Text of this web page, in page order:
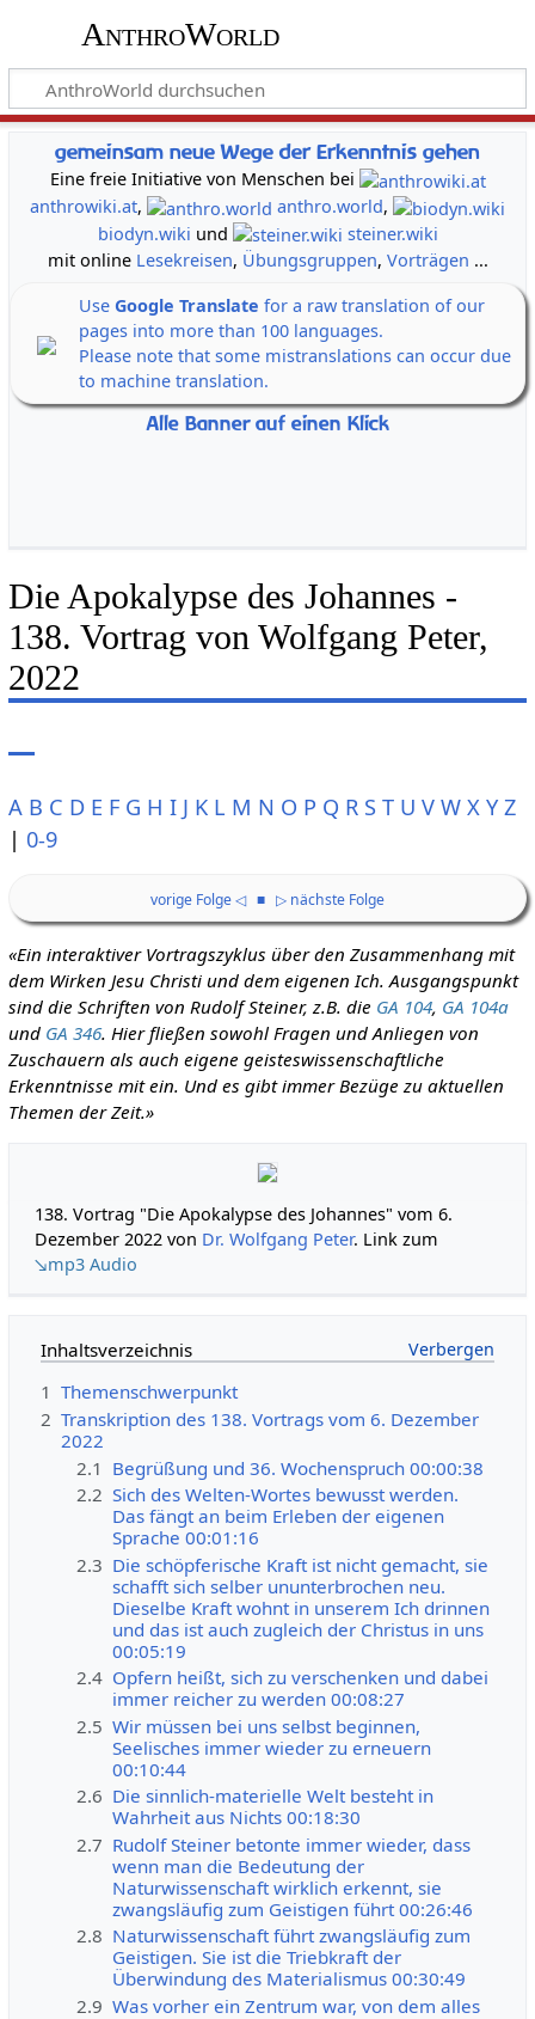
AnthroWorld
gemeinsam neue Wege der Erkenntnis gehen
Eine freie Initiative von Menschen bei
anthrowiki.at, anthro.world,
biodyn.wiki und
steiner.wiki
mit online Lesekreisen, Übungsgruppen, Vorträgen ...
Use Google Translate for a raw translation of our
pages into more than 100 languages.
Please note that some mistranslations can occur due
to machine translation.
Alle Banner auf einen Klick
Die Apokalypse des Johannes -
138. Vortrag von Wolfgang Peter,
2022
A B C D E F G H I J K L M N O P Q R S T U V W X Y Z
| 0-9
vorige Folge ◁ ■ ▷ nächste Folge
«Ein interaktiver Vortragszyklus über den Zusammenhang mit
dem Wirken Jesu Christi und dem eigenen Ich. Ausgangspunkt
sind die Schriften von Rudolf Steiner, z.B. die GA 104, GA 104a
und GA 346. Hier fließen sowohl Fragen und Anliegen von
Zuschauern als auch eigene geisteswissenschaftliche
Erkenntnisse mit ein. Und es gibt immer Bezüge zu aktuellen
Themen der Zeit.»
138. Vortrag "Die Apokalypse des Johannes" vom 6.
Dezember 2022 von Dr. Wolfgang Peter. Link zum
↘mp3 Audio
Inhaltsverzeichnis
1 Themenschwerpunkt
2 Transkription des 138. Vortrags vom 6. Dezember
2022
2.1 Begrüßung und 36. Wochenspruch 00:00:38
2.2 Sich des Welten-Wortes bewusst werden.
Das fängt an beim Erleben der eigenen
Sprache 00:01:16
2.3 Die schöpferische Kraft ist nicht gemacht, sie
schafft sich selber ununterbrochen neu.
Dieselbe Kraft wohnt in unserem Ich drinnen
und das ist auch zugleich der Christus in uns
00:05:19
2.4 Opfern heißt, sich zu verschenken und dabei
immer reicher zu werden 00:08:27
2.5 Wir müssen bei uns selbst beginnen,
Seelisches immer wieder zu erneuern
00:10:44
2.6 Die sinnlich-materielle Welt besteht in
Wahrheit aus Nichts 00:18:30
2.7 Rudolf Steiner betonte immer wieder, dass
wenn man die Bedeutung der
Naturwissenschaft wirklich erkennt, sie
zwangsläufig zum Geistigen führt 00:26:46
2.8 Naturwissenschaft führt zwangsläufig zum
Geistigen. Sie ist die Triebkraft der
Überwindung des Materialismus 00:30:49
2.9 Was vorher ein Zentrum war, von dem alles